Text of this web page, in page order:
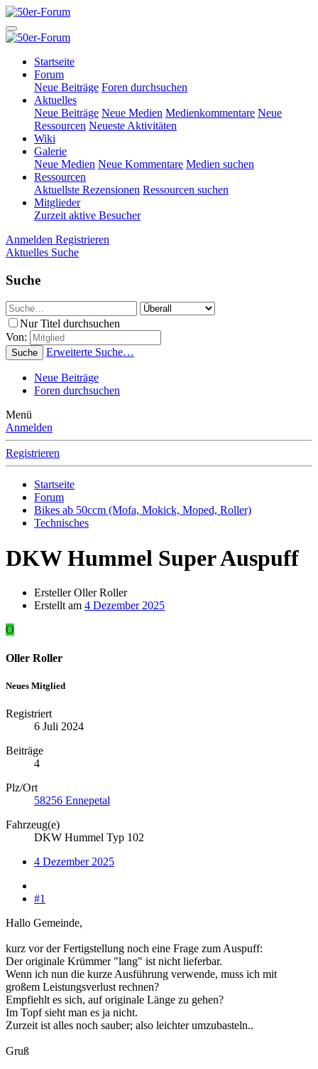
Startseite
Forum
Neue Beiträge Foren durchsuchen
Aktuelles
Neue Beiträge Neue Medien Medienkommentare Neue
Ressourcen Neueste Aktivitäten
Wiki
Galerie
Neue Medien Neue Kommentare Medien suchen
Ressourcen
Aktuellste Rezensionen Ressourcen suchen
Mitglieder
Zurzeit aktive Besucher
Anmelden Registrieren
Aktuelles Suche
Suche
Nur Titel durchsuchen
Von:
Suche Erweiterte Suche…
Neue Beiträge
Foren durchsuchen
Menü
Anmelden
Registrieren
Startseite
Forum
Bikes ab 50ccm (Mofa, Mokick, Moped, Roller)
Technisches
DKW Hummel Super Auspuff
ErstellerOller Roller
Erstellt am 4 Dezember 2025
O
Oller Roller
Neues Mitglied
Registriert
6 Juli 2024
Beiträge
4
Plz/Ort
58256 Ennepetal
Fahrzeug(e)
DKW Hummel Typ 102
4 Dezember 2025
#1
Hallo Gemeinde,
kurz vor der Fertigstellung noch eine Frage zum Auspuff:
Der originale Krümmer "lang" ist nicht lieferbar.
Wenn ich nun die kurze Ausführung verwende, muss ich mit
großem Leistungsverlust rechnen?
Empfiehlt es sich, auf originale Länge zu gehen?
Im Topf sieht man es ja nicht.
Zurzeit ist alles noch sauber; also leichter umzubasteln..
Gruß